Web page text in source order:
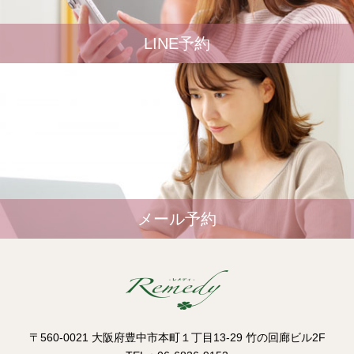
LINE予約
メール予約
〒560-0021 大阪府豊中市本町１丁目13-29 竹の回廊ビル2F